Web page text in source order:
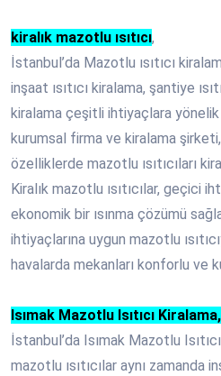
kiralık mazotlu ısıtıcı,
İstanbul’da Mazotlu ısıtıcı
inşaat ısıtıcı kiralama, şantiye
kiralama çeşitli ihtiyaçlara
kurumsal firma ve kiralama
özelliklerde mazotlu ısıtıcıları
Kiralık mazotlu ısıtıcılar, geçici
ekonomik bir ısınma çözümü
ihtiyaçlarına uygun mazotlu
havalarda mekanları konforlu ve
Isımak Mazotlu Isıtıcı Kiralama,
İstanbul’da Isımak Mazotlu
mazotlu ısıtıcılar aynı zamanda